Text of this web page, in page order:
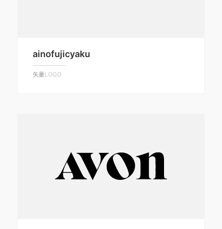
ainofujicyaku
矢量LOGO